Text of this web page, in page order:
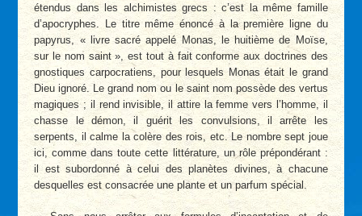
étendus dans les alchimistes grecs : c’est la même famille
d’apocryphes. Le titre même énoncé à la première ligne du
papyrus, « livre sacré appelé Monas, le huitième de Moïse,
sur le nom saint », est tout à fait conforme aux doctrines des
gnostiques carpocratiens, pour lesquels Monas était le grand
Dieu ignoré. Le grand nom ou le saint nom possède des vertus
magiques ; il rend invisible, il attire la femme vers l’homme, il
chasse le démon, il guérit les convulsions, il arrête les
serpents, il calme la colère des rois, etc. Le nombre sept joue
ici, comme dans toute cette littérature, un rôle prépondérant :
il est subordonné à celui des planètes divines, à chacune
desquelles est consacrée une plante et un parfum spécial.